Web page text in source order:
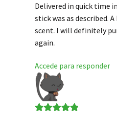
Delivered in quick time
stick was as described.
scent. I will definitely
again.
Accede para responder